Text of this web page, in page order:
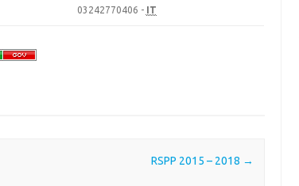
03242770406 - IT
RSPP 2015 – 2018 →